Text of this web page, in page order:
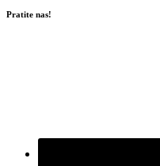
Pratite nas!